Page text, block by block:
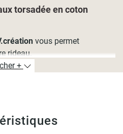
torsadée en coton
vous permet
rideau.
naturelle apporte une
+